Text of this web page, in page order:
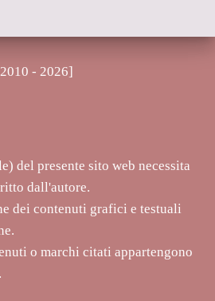
- 2026]
del presente sito web necessita
dall'autore.
dei contenuti grafici e testuali
o marchi citati appartengono